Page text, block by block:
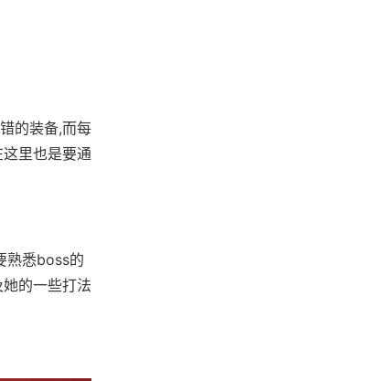
的装备,而每
里也是要通
熟悉boss的
的一些打法